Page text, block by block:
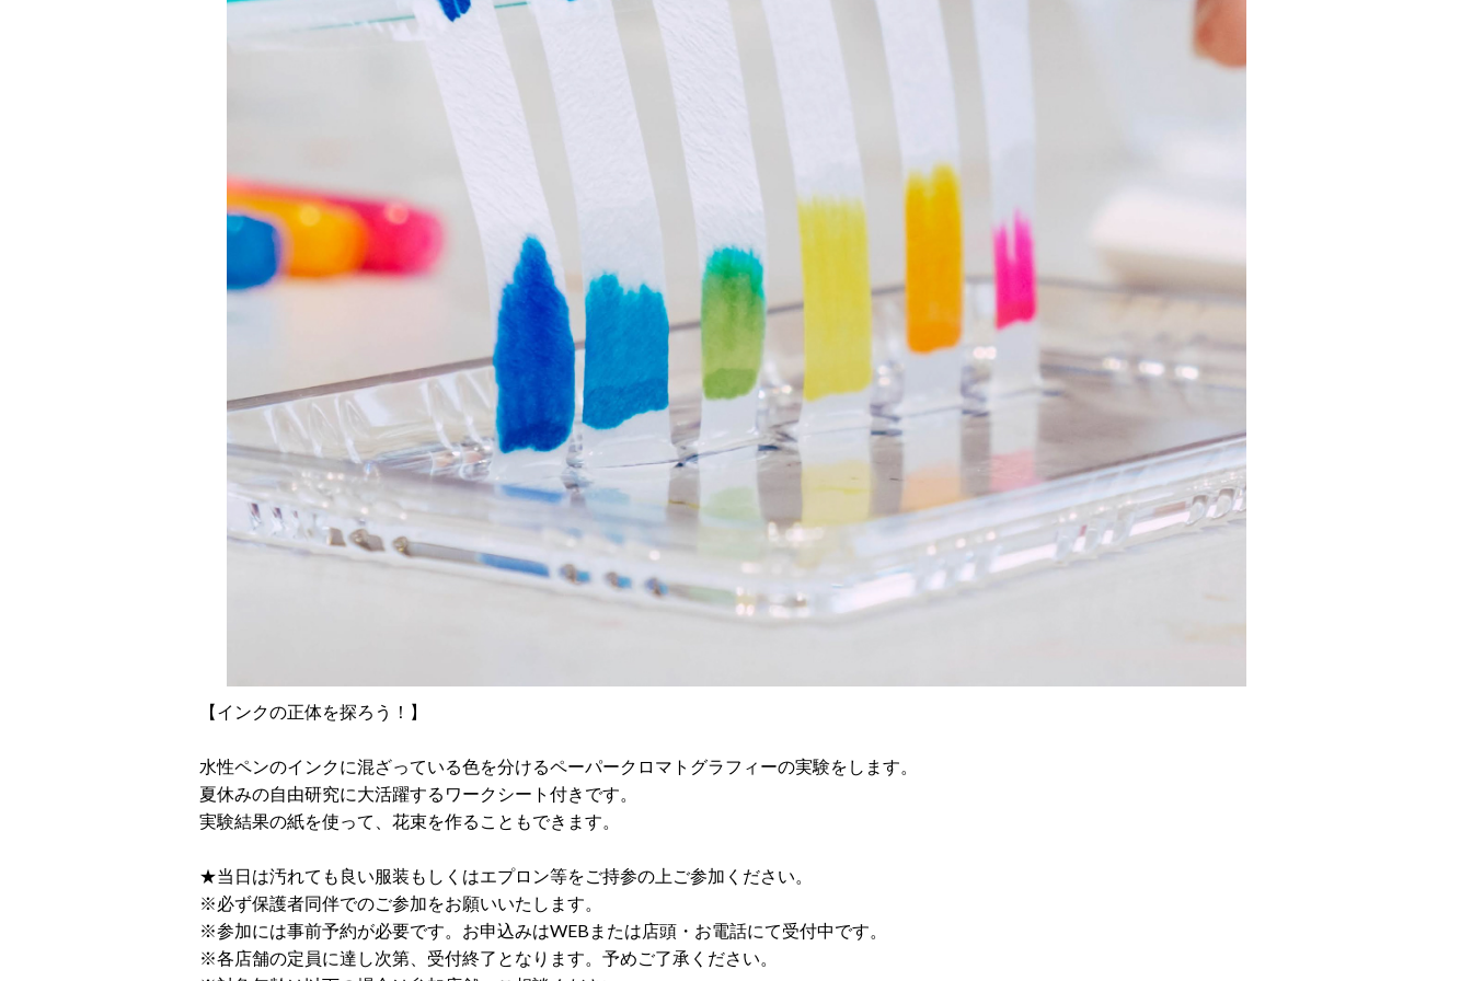
【インクの正体を探ろう！】
水性ペンのインクに混ざっている色を分けるペーパークロマトグラフィーの実験をします。
夏休みの自由研究に大活躍するワークシート付きです。
実験結果の紙を使って、花束を作ることもできます。
★当日は汚れても良い服装もしくはエプロン等をご持参の上ご参加ください。
※必ず保護者同伴でのご参加をお願いいたします。
※参加には事前予約が必要です。お申込みはWEBまたは店頭・お電話にて受付中です。
※各店舗の定員に達し次第、受付終了となります。予めご了承ください。